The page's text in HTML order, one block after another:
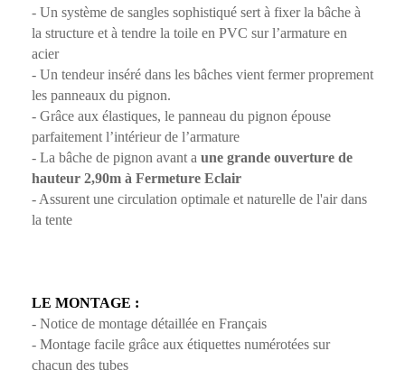
- Un système de sangles sophistiqué sert à fixer la bâche à
la structure et à tendre la toile en PVC sur l’armature en
acier
- Un tendeur inséré dans les bâches vient fermer proprement
les panneaux du pignon.
- Grâce aux élastiques, le panneau du pignon épouse
parfaitement l’intérieur de l’armature
- La bâche de pignon avant a une grande ouverture de
hauteur 2,90m à Fermeture Eclair
- Assurent une circulation optimale et naturelle de l'air dans
la tente
LE MONTAGE :
- Notice de montage détaillée en Français
- Montage facile grâce aux étiquettes numérotées sur
chacun des tubes